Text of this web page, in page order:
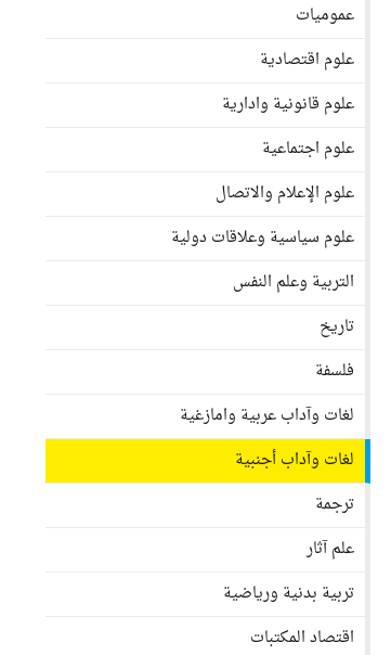
عموميات
علوم اقتصادية
علوم قانونية وادارية
علوم اجتماعية
علوم الإعلام والاتصال
علوم سياسية وعلاقات دولية
التربية وعلم النفس
تاريخ
فلسفة
لغات وآداب عربية وامازغية
لغات وآداب أجنبية
ترجمة
علم آثار
تربية بدنية ورياضية
اقتصاد المكتبات